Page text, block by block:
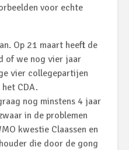
voor echte
Op 21 maart heeft de
of we nog vier jaar
vier collegepartijen
het CDA.
nog minstens 4 jaar
in de problemen
kwestie Claassen en
die door de gong